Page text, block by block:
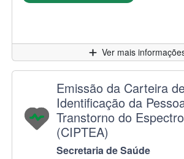
Ver mais
Nome do serviço:
Emissão da Carteira
Identificação da
Transtorno do
(CIPTEA)
Secretaria/Autarquia
Secretaria de Saúde